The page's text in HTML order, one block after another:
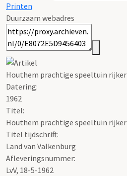
Printen
Duurzaam webadres
Houthem prachtige speeltuin rijker
Datering:
1962
Titel:
Houthem prachtige speeltuin rijker
Titel tijdschrift:
Land van Valkenburg
Afleveringsnummer:
LvV, 18-5-1962